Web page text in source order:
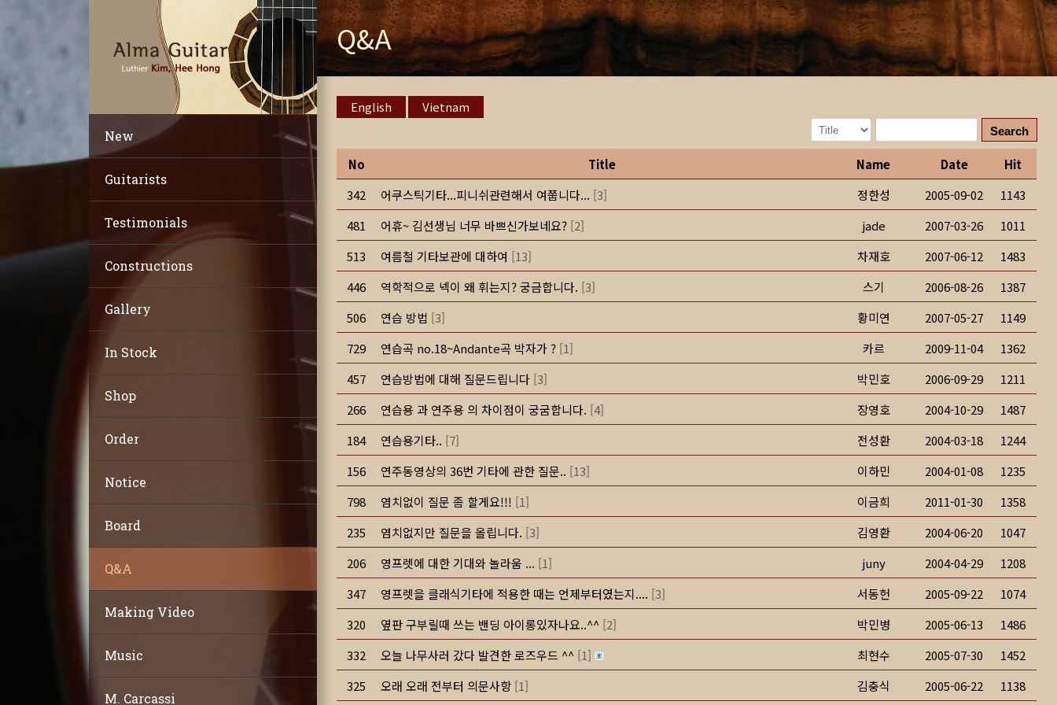
New
Guitarists
Testimonials
Constructions
Gallery
In Stock
Shop
Order
Notice
Board
Q&A
Making Video
Music
M. Carcassi
Q&A
English Vietnam
Search
No Title Name Date
Hit
342
어쿠스틱기타...피니쉬관련해서 여쭙니다... [3] 정한성 2005-09-02
1143
481
어휴~ 김선생님 너무 바쁘신가보네요? [2] jade 2007-03-26
1011
513
여름철 기타보관에 대하여 [13] 차재호 2007-06-12
1483
446
역학적으로 넥이 왜 휘는지? 궁금합니다. [3] 스기 2006-08-26
1387
506
연습 방법 [3] 황미연 2007-05-27
1149
729
연습곡 no.18~Andante곡 박자가 ? [1] 카르 2009-11-04
1362
457
연습방법에 대해 질문드립니다 [3] 박민호 2006-09-29
1211
266
연습용 과 연주용 의 차이점이 궁굼합니다. [4] 장영호 2004-10-29
1487
184
연습용기타.. [7] 전성환 2004-03-18
1244
156
연주동영상의 36번 기타에 관한 질문.. [13] 이하민 2004-01-08
1235
798
염치없이 질문 좀 할게요!!! [1] 이금희 2011-01-30
1358
235
염치없지만 질문을 올립니다. [3] 김영환 2004-06-20
1047
206
영프렛에 대한 기대와 놀라움 ... [1] juny 2004-04-29
1208
347
영프렛을 클래식기타에 적용한 때는 언제부터였는지.... [3] 서동헌 2005-09-22
1074
320
옆판 구부릴때 쓰는 밴딩 아이롱있자나요..^^ [2] 박민병 2005-06-13
1486
332
오늘 나무사러 갔다 발견한 로즈우드 ^^ [1] 최현수 2005-07-30
1452
325
오래 오래 전부터 의문사항 [1] 김충식 2005-06-22 1138